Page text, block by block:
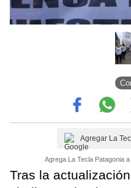
Agregar La
Agrega La Tecla Patagonia
Tras la